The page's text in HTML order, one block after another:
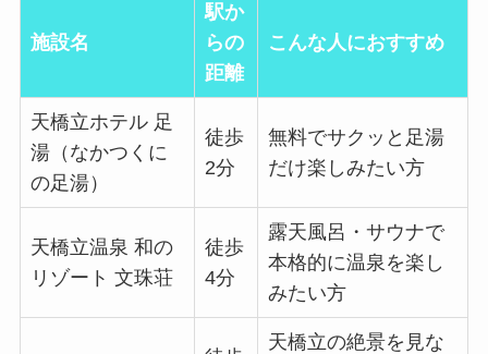
施設名
駅か
らの
距離
こんな人におすすめ
天橋立ホテル 足
湯（なかつくに
の足湯）
徒歩
2分
無料でサクッと足湯
だけ楽しみたい方
天橋立温泉 和の
リゾート 文珠荘
徒歩
4分
露天風呂・サウナで
本格的に温泉を楽し
みたい方
天橋立の絶景を見な